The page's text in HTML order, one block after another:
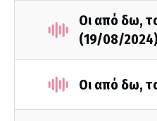
Οι από δω,
(19/08/2024)
Οι από δω,